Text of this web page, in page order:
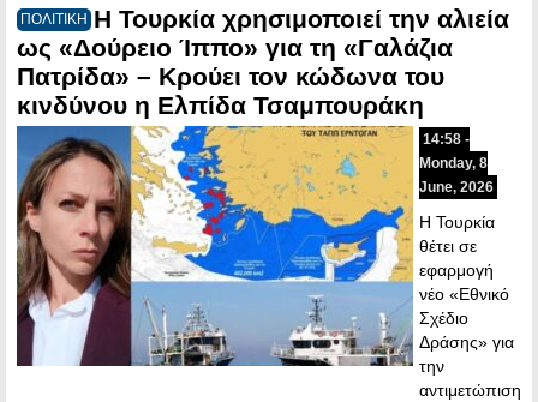
ΠΟΛΙΤΙΚΗ Η Τουρκία χρησιμοποιεί την αλιεία
ως «Δούρειο Ίππο» για τη «Γαλάζια
Πατρίδα» – Κρούει τον κώδωνα του
κινδύνου η Ελπίδα Τσαμπουράκη
14:58 -
Monday, 8
June, 2026
Η Τουρκία
θέτει σε
εφαρμογή
νέο «Εθνικό
Σχέδιο
Δράσης» για
την
αντιμετώπιση